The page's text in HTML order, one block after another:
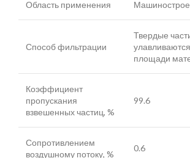
Область применения
Способ фильтрации
Твердые
площади
Коэффициент
пропускания
взвешенных частиц, %
99.6
Сопротивлением
воздушному потоку, %
0.6